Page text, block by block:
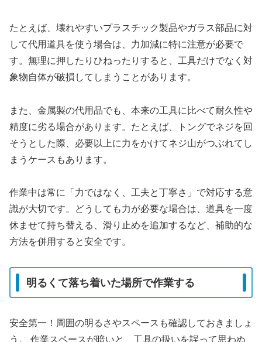
たとえば、壊れやすいプラスチック製品やガラス部品に対
して代用道具を使う場合は、力加減に特に注意が必要で
す。無理に押したりひねったりすると、工具だけでなく対
象物自体が破損してしまうことがあります。
また、金属製の代用品でも、本来の工具に比べて耐久性や
精度に劣る場合があります。たとえば、トングでネジを回
そうとした際、必要以上に力をかけてネジ山がつぶれてし
まうケースもあります。
作業中は常に「力ではなく、工夫と丁寧さ」で対応する意
識が大切です。どうしても力が必要な場合は、道具を一度
休ませて持ち替える、滑り止めを追加するなど、補助的な
方法を併用すると安全です。
明るくて落ち着いた場所で作業する
安全第一！周囲の明るさやスペースも確認しておきましょ
う。 作業スペースが暗いと、工具の扱いを誤って思わぬ